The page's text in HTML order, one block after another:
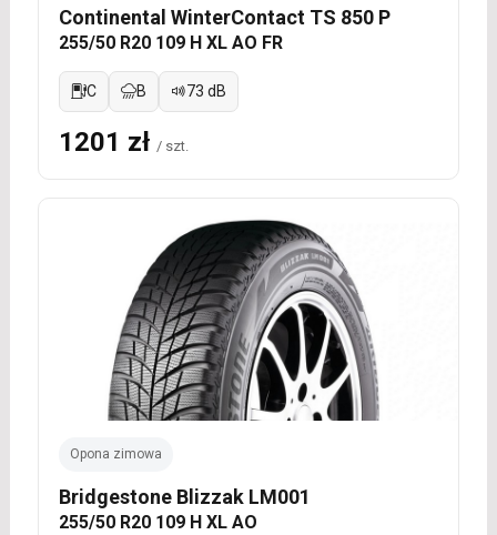
Continental WinterContact TS 850 P
255/50 R20 109 H XL AO FR
C B 73 dB
1201 zł / szt.
Opona zimowa
Bridgestone Blizzak LM001
255/50 R20 109 H XL AO